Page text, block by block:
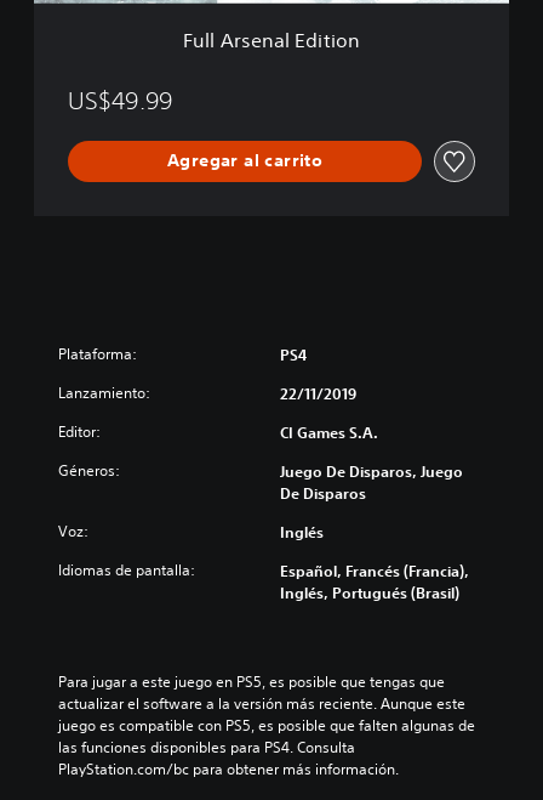
Full Arsenal Edition
US$49.99
Agregar al carrito
Plataforma: PS4
Lanzamiento: 22/11/2019
Editor: CI Games S.A.
Géneros:
Juego De Disparos, Juego
De Disparos
Voz: Inglés
Idiomas de pantalla:
Español, Francés (Francia),
Inglés, Portugués (Brasil)
Para jugar a este juego en PS5, es posible que tengas que
actualizar el software a la versión más reciente. Aunque este
juego es compatible con PS5, es posible que falten algunas de
las funciones disponibles para PS4. Consulta
PlayStation.com/bc para obtener más información.